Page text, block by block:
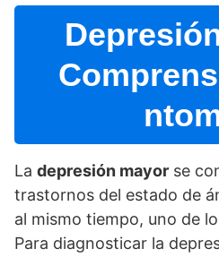
La depresión mayor se
trastornos del estado de
al mismo tiempo, uno de
Para diagnosticar la